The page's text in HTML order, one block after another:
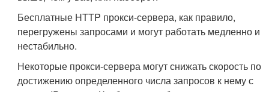
Бесплатные HTTP прокси-сервера, как правило,
перегружены запросами и могут работать медленно и
нестабильно.
Некоторые прокси-сервера могут снижать скорость по
достижению определенного числа запросов к нему с